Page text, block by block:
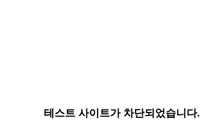
테스트 사이트가 차단되었습니다.